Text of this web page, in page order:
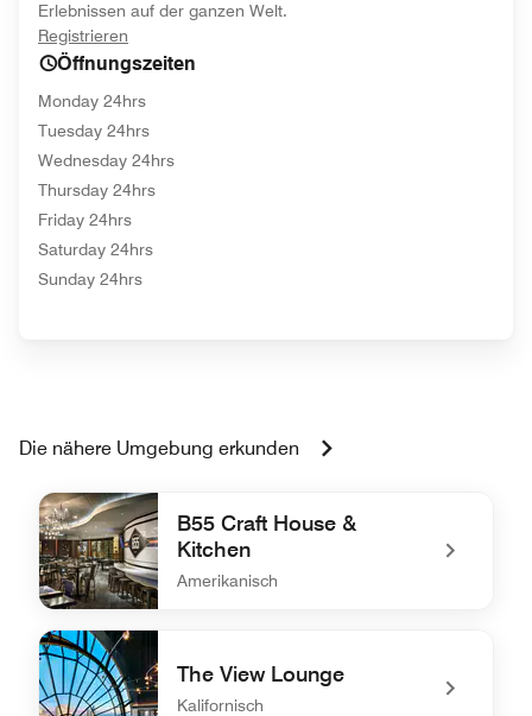
Erlebnissen auf der ganzen Welt.
Registrieren
Öffnungszeiten
Monday 24hrs
Tuesday 24hrs
Wednesday 24hrs
Thursday 24hrs
Friday 24hrs
Saturday 24hrs
Sunday 24hrs
Die nähere Umgebung erkunden
B55 Craft House &
Kitchen
Amerikanisch
undefined B55 Craft House & Kitchen
The View Lounge
Kalifornisch